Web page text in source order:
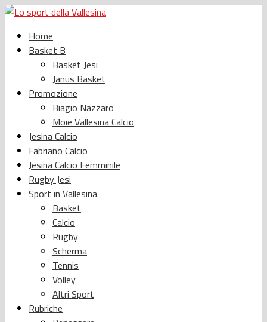
Home
Basket B
Basket Jesi
Janus Basket
Promozione
Biagio Nazzaro
Moie Vallesina Calcio
Jesina Calcio
Fabriano Calcio
Jesina Calcio Femminile
Rugby Jesi
Sport in Vallesina
Basket
Calcio
Rugby
Scherma
Tennis
Volley
Altri Sport
Rubriche